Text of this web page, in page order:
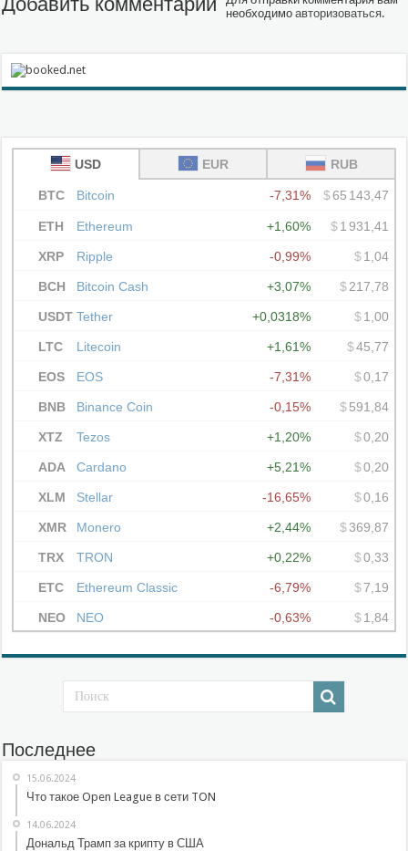
необходимоавторизоваться.
Последнее
15.06.2024
Что такое Open League в сети TON
14.06.2024
Дональд Трамп за крипту в США